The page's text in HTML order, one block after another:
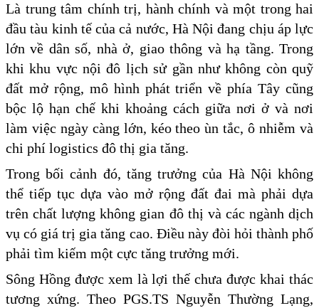
Là trung tâm chính trị, hành chính và một trong hai
đầu tàu kinh tế của cả nước, Hà Nội đang chịu áp lực
lớn về dân số, nhà ở, giao thông và hạ tầng. Trong
khi khu vực nội đô lịch sử gần như không còn quỹ
đất mở rộng, mô hình phát triển về phía Tây cũng
bộc lộ hạn chế khi khoảng cách giữa nơi ở và nơi
làm việc ngày càng lớn, kéo theo ùn tắc, ô nhiễm và
chi phí logistics đô thị gia tăng.
Trong bối cảnh đó, tăng trưởng của Hà Nội không
thể tiếp tục dựa vào mở rộng đất đai mà phải dựa
trên chất lượng không gian đô thị và các ngành dịch
vụ có giá trị gia tăng cao. Điều này đòi hỏi thành phố
phải tìm kiếm một cực tăng trưởng mới.
Sông Hồng được xem là lợi thế chưa được khai thác
tương xứng. Theo PGS.TS Nguyễn Thường Lạng,